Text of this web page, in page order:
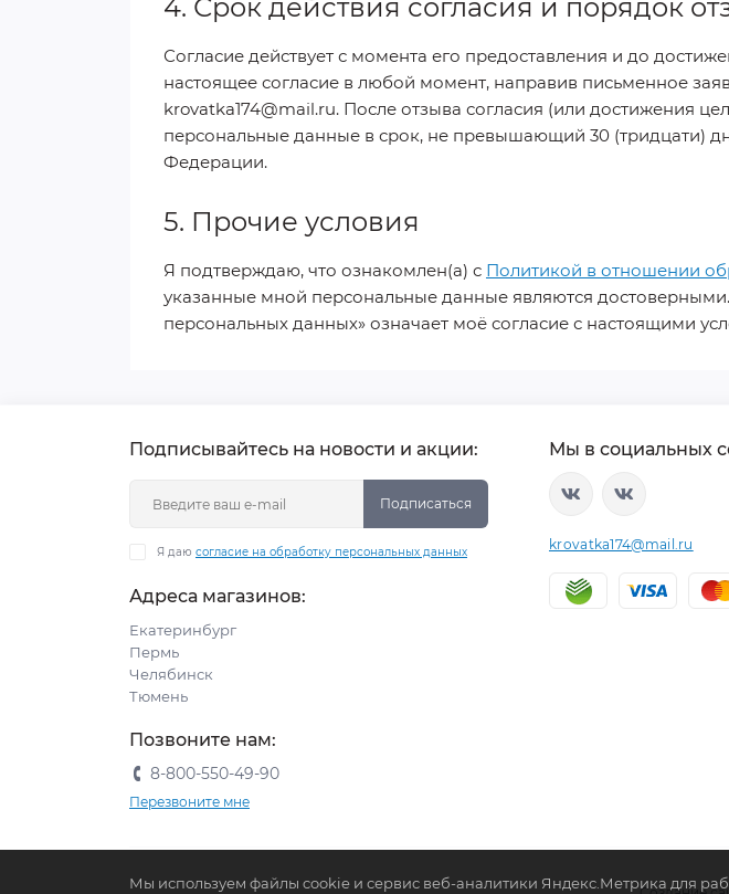
4. Срок действия согласия и порядок
Согласие действует с момента его предоставления и до
настоящее согласие в любой момент, направив письменное
krovatka174@mail.ru. После отзыва согласия (или достижения
персональные данные в срок, не превышающий 30 (тридцати)
Федерации.
5. Прочие условия
Я подтверждаю, что ознакомлен(а) с Политикой в отношении
указанные мной персональные данные являются
персональных данных» означает моё согласие с настоящими
Подписывайтесь на новости и акции:
Подписаться
Я даю согласие на обработку персональных данных
Адреса магазинов:
Екатеринбург
Пермь
Челябинск
Тюмень
Позвоните нам:
8-800-550-49-90
Перезвоните мне
Мы в социальных
krovatka174@mail.ru
Мы используем файлы cookie и сервис веб-аналитики Яндекс.Метрика для